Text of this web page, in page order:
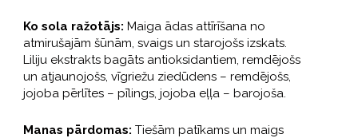
Ko sola ražotājs: Maiga ādas attīrīšana no
atmirušajām šūnām, svaigs un starojošs izskats.
Liliju ekstrakts bagāts antioksidantiem, remdējošs
un atjaunojošs, vīgriežu ziedūdens – remdējošs,
jojoba pērlītes – pīlings, jojoba eļļa – barojoša.
Manas pārdomas: Tiešām patīkams un maigs